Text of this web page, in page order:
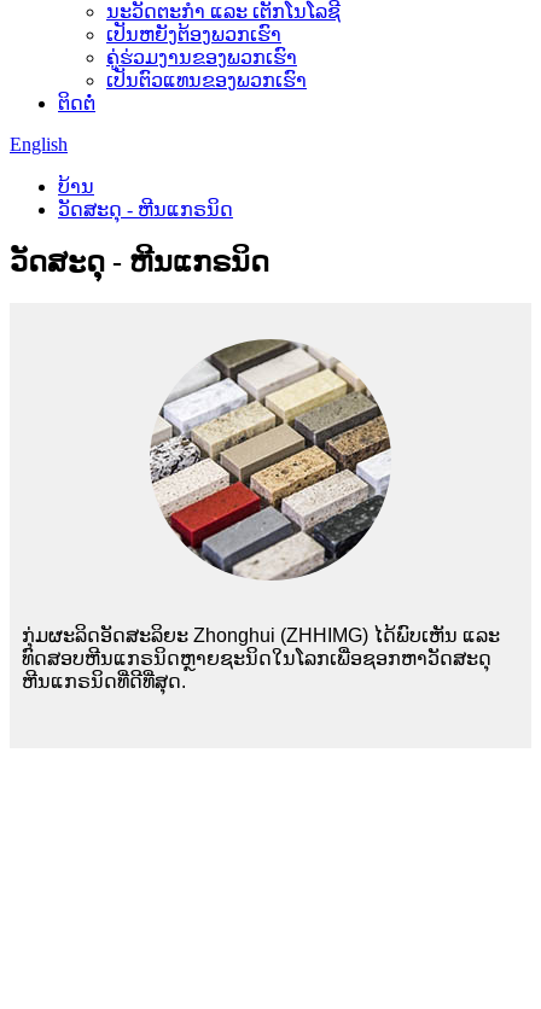
ນະວັດຕະກໍາ ແລະ ເຕັກໂນໂລຊີ
ເປັນຫຍັງຕ້ອງພວກເຮົາ
ຄູ່ຮ່ວມງານຂອງພວກເຮົາ
ເປັນຕົວແທນຂອງພວກເຮົາ
ຕິດຕໍ່
English
ບ້ານ
ວັດສະດຸ - ຫີນແກຣນິດ
ວັດສະດຸ - ຫີນແກຣນິດ
ກຸ່ມຜະລິດອັດສະລິຍະ Zhonghui (ZHHIMG) ໄດ້ພົບເຫັນ ແລະ
ທົດສອບຫີນແກຣນິດຫຼາຍຊະນິດໃນໂລກເພື່ອຊອກຫາວັດສະດຸ
ຫີນແກຣນິດທີ່ດີທີ່ສຸດ.